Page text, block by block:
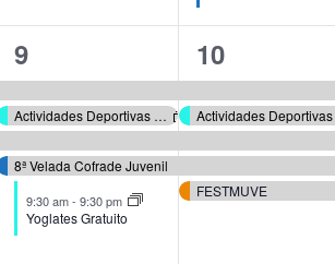
5
eventos,
9
Actividades Deportivas Verano 2026
8ª Velada Cofrade Juvenil
9:30 am- 9:30 pm
Yoglates Gratuito
5
eventos,
10
FESTMUVE